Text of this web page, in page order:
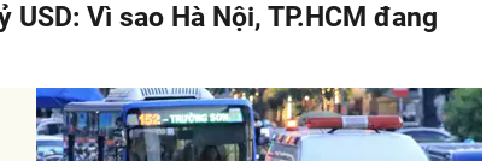
Vì sao Hà Nội, TP.HCM đang